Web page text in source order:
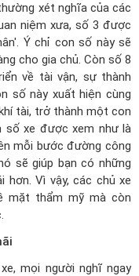
xét nghĩa của các
niệm xưa, số 3 được
Ý chỉ con số này sẽ
cho gia chủ. Còn số 8
về tài vận, sự thành
số này xuất hiện cùng
tài, trở thành một con
số xe được xem như là
mỗi bước đường công
sẽ giúp bạn có những
hơn. Vì vậy, các chủ xe
mặt thẩm mỹ mà còn
mọi người nghĩ ngay